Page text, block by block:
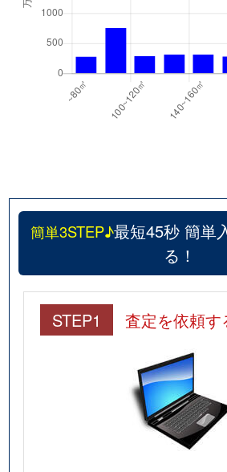
簡単3STEP♪最短45秒 簡単
る！
STEP1 査定を依頼す